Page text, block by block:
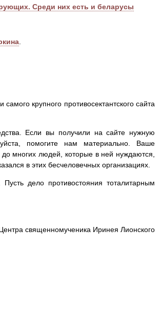
Среди них есть и беларусы
крупного противосектантского сайта
Если вы получили на сайте нужную
помогите нам материально. Ваше
многих людей, которые в ней нуждаются,
в этих бесчеловечных организациях.
дело противостояния тоталитарным
священномученика Иринея Лионского